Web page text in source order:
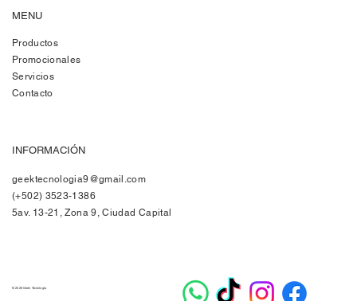
MENU
Productos
Promocionales
Servicios
Contacto
INFORMACIÓN
geektecnologia9@gmail.com
(+502) 3523-1386
5av. 13-21, Zona 9, Ciudad Capital
© 2026 Geek Tecnología